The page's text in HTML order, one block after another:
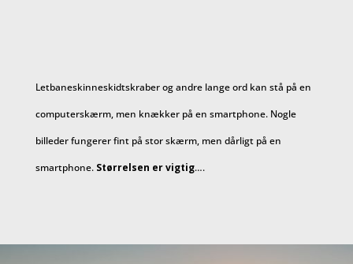
Letbaneskinneskidtskraber og andre lange ord kan stå på en
computerskærm, men knækker på en smartphone. Nogle
billeder fungerer fint på stor skærm, men dårligt på en
smartphone. Størrelsen er vigtig….